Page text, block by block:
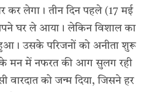
कर लेगा। तीन दिन पहले (17 मई
घर ले आया। लेकिन विशाल का
उसके परिजनों को अनीता शुरू
मन में नफरत की आग सुलग रही
को जन्म दिया, जिसने हर